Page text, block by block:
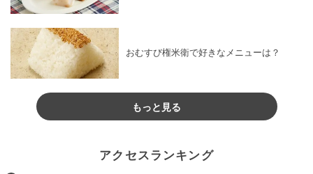
おむすび権米衛で好きなメニューは？
もっと見る
アクセスランキング